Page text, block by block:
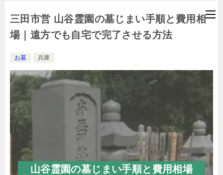
三田市営 山谷霊園の墓じまい手順と費用相
場｜遠方でも自宅で完了させる方法
お墓 兵庫
山谷霊園の墓じまい手順と費用相場